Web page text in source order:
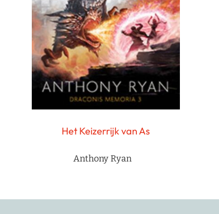
Het Keizerrijk van As
Anthony Ryan